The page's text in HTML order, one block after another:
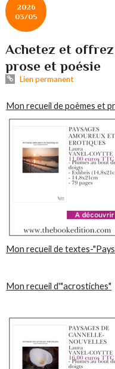
2026
03/05
Achetez et
prose et poésie
Lien permanent
Mon recueil de poèmes et
Mon recueil de textes-
Mon recueil d'"acrostiches"